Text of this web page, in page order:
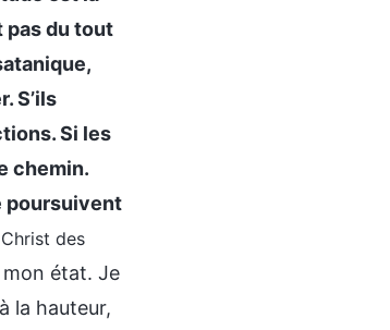
pas du tout
S’ils
Si les
chemin.
poursuivent
des
mon état. Je
la hauteur,